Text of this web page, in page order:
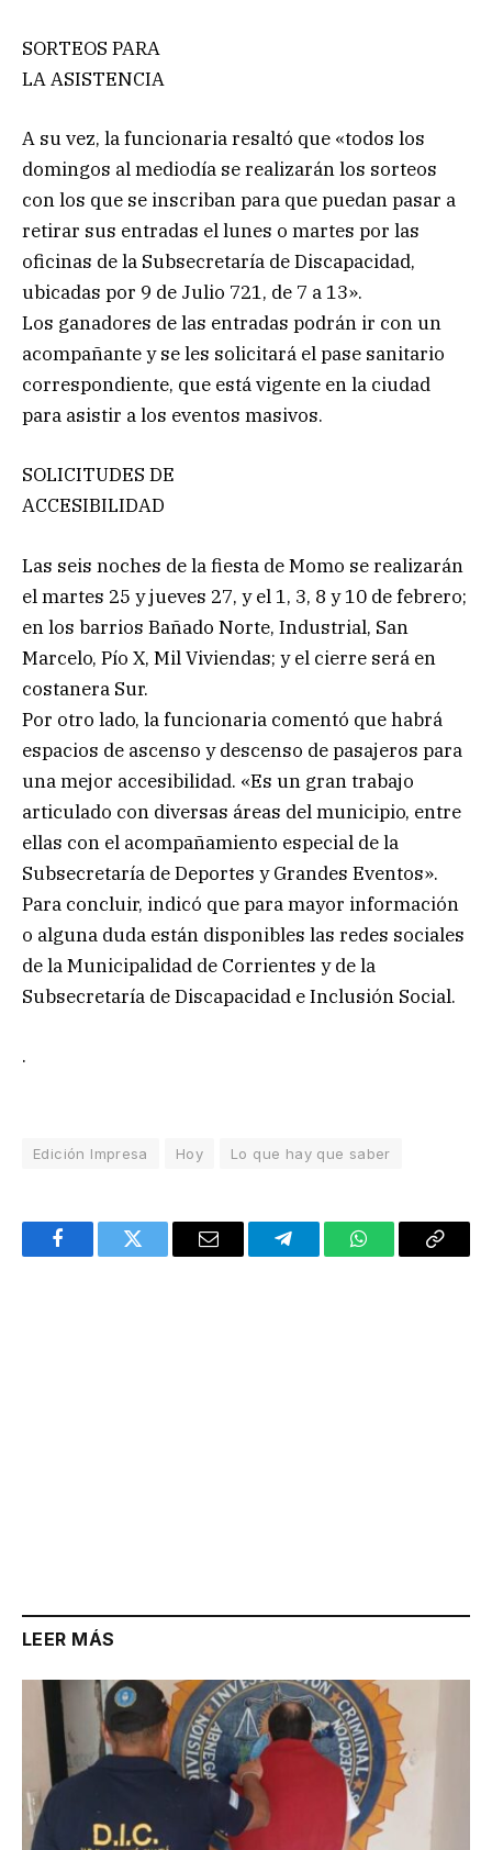
SORTEOS PARA
LA ASISTENCIA
A su vez, la funcionaria resaltó que «todos los
domingos al mediodía se realizarán los sorteos
con los que se inscriban para que puedan pasar a
retirar sus entradas el lunes o martes por las
oficinas de la Subsecretaría de Discapacidad,
ubicadas por 9 de Julio 721, de 7 a 13».
Los ganadores de las entradas podrán ir con un
acompañante y se les solicitará el pase sanitario
correspondiente, que está vigente en la ciudad
para asistir a los eventos masivos.
SOLICITUDES DE
ACCESIBILIDAD
Las seis noches de la fiesta de Momo se realizarán
el martes 25 y jueves 27, y el 1, 3, 8 y 10 de febrero;
en los barrios Bañado Norte, Industrial, San
Marcelo, Pío X, Mil Viviendas; y el cierre será en
costanera Sur.
Por otro lado, la funcionaria comentó que habrá
espacios de ascenso y descenso de pasajeros para
una mejor accesibilidad. «Es un gran trabajo
articulado con diversas áreas del municipio, entre
ellas con el acompañamiento especial de la
Subsecretaría de Deportes y Grandes Eventos».
Para concluir, indicó que para mayor información
o alguna duda están disponibles las redes sociales
de la Municipalidad de Corrientes y de la
Subsecretaría de Discapacidad e Inclusión Social.
.
Edición Impresa Hoy Lo que hay que saber
FacebookTwitter Email TelegramWhatsAppCopy
LEER MÁS